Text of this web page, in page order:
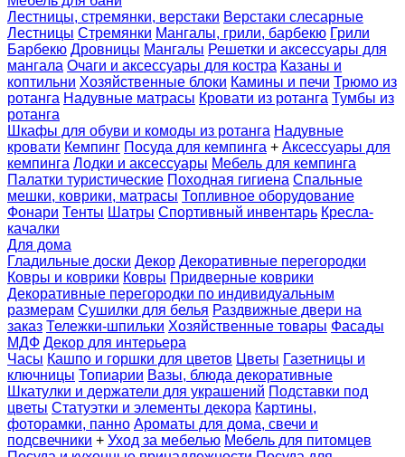
Лестницы, стремянки, верстаки Верстаки слесарные
Лестницы Стремянки Мангалы, грили, барбекю Грили
Барбекю Дровницы Мангалы Решетки и аксессуары для
мангала Очаги и аксессуары для костра Казаны и
коптильни Хозяйственные блоки Камины и печи Трюмо из
ротанга Надувные матрасы Кровати из ротанга Тумбы из
ротанга
Шкафы для обуви и комоды из ротанга Надувные
кровати Кемпинг Посуда для кемпинга + Аксессуары для
кемпинга Лодки и аксессуары Мебель для кемпинга
Палатки туристические Походная гигиена Спальные
мешки, коврики, матрасы Топливное оборудование
Фонари Тенты Шатры Спортивный инвентарь Кресла-
качалки
Для дома
Гладильные доски Декор Декоративные перегородки
Ковры и коврики Ковры Придверные коврики
Декоративные перегородки по индивидуальным
размерам Сушилки для белья Раздвижные двери на
заказ Тележки-шпильки Хозяйственные товары Фасады
МДФ Декор для интерьера
Часы Кашпо и горшки для цветов Цветы Газетницы и
ключницы Топиарии Вазы, блюда декоративные
Шкатулки и держатели для украшений Подставки под
цветы Статуэтки и элементы декора Картины,
фоторамки, панно Ароматы для дома, свечи и
подсвечники + Уход за мебелью Мебель для питомцев